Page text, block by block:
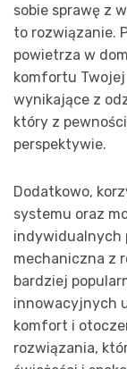
sobie sprawę z
to rozwiązanie.
powietrza w
komfortu
wynikające z
który z
perspektywie.
Dodatkowo,
systemu oraz
indywidualnych
mechaniczna z
bardziej
innowacyjnych
komfort i
rozwiązania,